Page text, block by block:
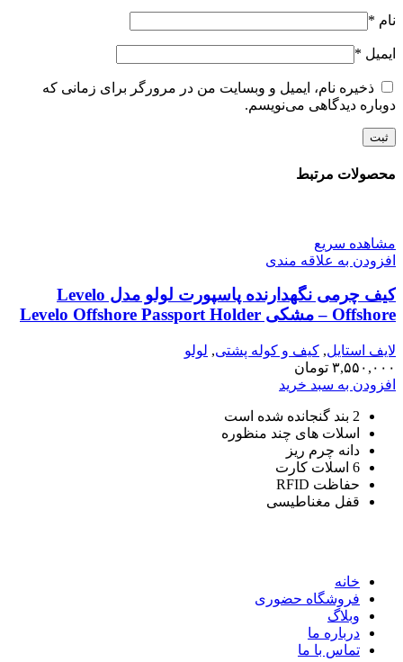
نام *
ایمیل *
ذخیره نام، ایمیل و وبسایت من در مرورگر برای زمانی که
دوباره دیدگاهی می‌نویسم.
محصولات مرتبط
مشاهده سریع
افزودن به علاقه مندی
کیف چرمی نگهدارنده پاسپورت لولو مدل Levelo
Offshore – مشکی Levelo Offshore Passport Holder
لایف استایل, کیف و کوله پشتی, لولو
۳,۵۵۰,۰۰۰ تومان
افزودن به سبد خرید
2 بند گنجانده شده است
اسلات های چند منظوره
دانه چرم ریز
6 اسلات کارت
حفاظت RFID
قفل مغناطیسی
خانه
فروشگاه حضوری
وبلاگ
درباره ما
تماس با ما